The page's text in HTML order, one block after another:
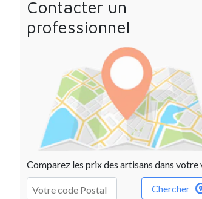
Contacter un
professionnel
Comparez les prix des artisans dans votre
Chercher